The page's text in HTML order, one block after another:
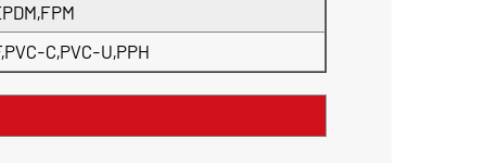
C,PVC-U,PPH